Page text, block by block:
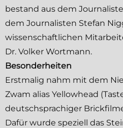
bestand aus dem
dem Journalisten Stefan
wissenschaftlichen
Dr. Volker Wortmann.
Besonderheiten
Erstmalig nahm mit dem
Zwam alias Yellowhead (
deutschsprachiger
Dafür wurde speziell das